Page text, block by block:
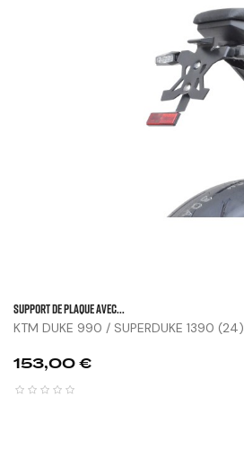
SUPPORT DE PLAQUE AVEC...
KTM DUKE 990 / SUPERDUKE 1390 (24)
Prix
153,00 €